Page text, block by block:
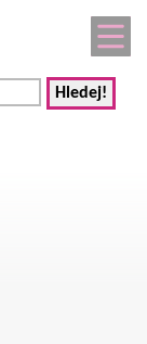
Hledej!